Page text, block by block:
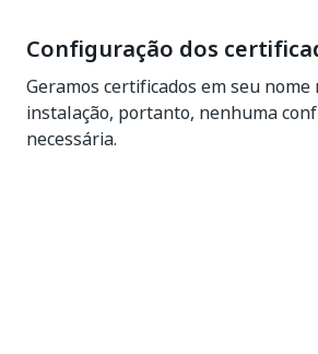
Configuração dos
Geramos certificados em seu
instalação, portanto, nenhuma
necessária.